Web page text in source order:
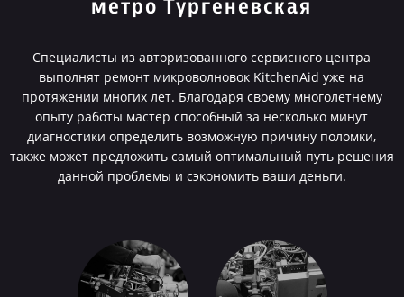
метро Тургеневская
Специалисты из авторизованного сервисного центра
выполнят ремонт микроволновок KitchenAid уже на
протяжении многих лет. Благодаря своему многолетнему
опыту работы мастер способный за несколько минут
диагностики определить возможную причину поломки,
также может предложить самый оптимальный путь решения
данной проблемы и сэкономить ваши деньги.